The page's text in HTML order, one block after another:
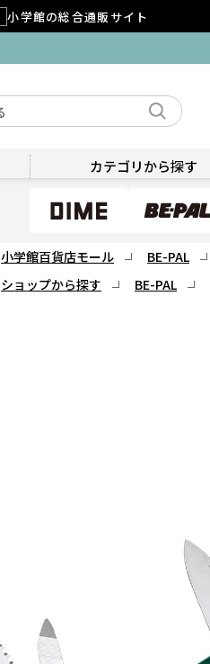
小学館の総合通販サイト
カテゴリから探す
小学館百貨店モール BE-PAL
ショップから探す BE-PAL